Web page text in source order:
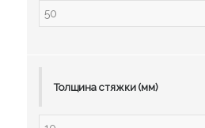
Толщина стяжки (мм)